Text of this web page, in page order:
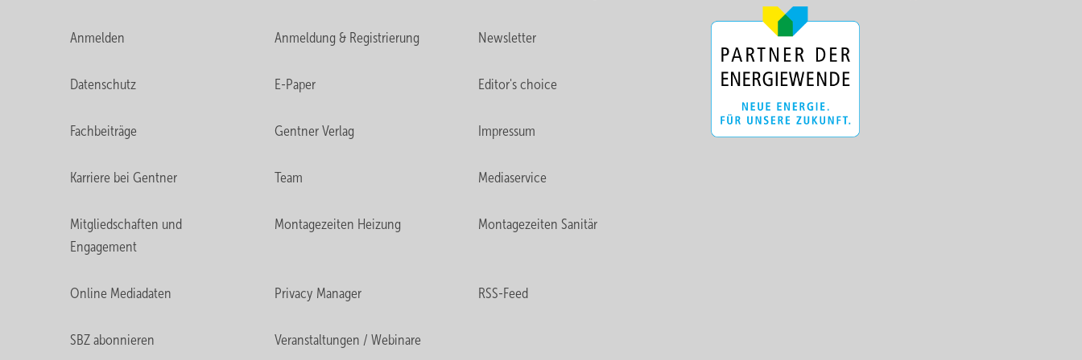
Anmelden Anmeldung & Registrierung Newsletter
Datenschutz E-Paper Editor's choice
Fachbeiträge Gentner Verlag Impressum
Karriere bei Gentner Team Mediaservice
Mitgliedschaften und
Engagement
Montagezeiten Heizung Montagezeiten Sanitär
Online Mediadaten Privacy Manager RSS-Feed
SBZ abonnieren Veranstaltungen / Webinare